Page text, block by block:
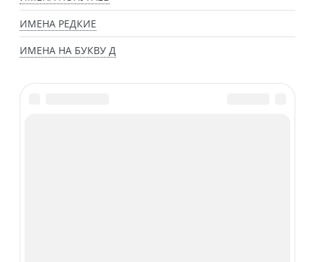
ИМЕНА РЕДКИЕ
ИМЕНА НА БУКВУ Д